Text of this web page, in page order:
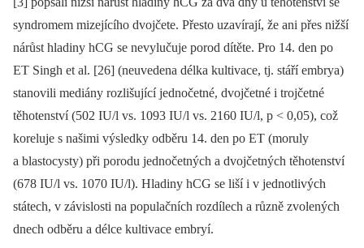
syndromem mizejícího dvojčete. Přesto uzavírají, že ani přes nižší
nárůst hladiny hCG se nevylučuje porod dítěte. Pro 14. den po
ET Singh et al. [26] (neuvedena délka kultivace, tj. stáří embrya)
stanovili mediány rozlišující jednočetné, dvojčetné i trojčetné
těhotenství (502 IU/l vs. 1093 IU/l vs. 2160 IU/l, p < 0,05), což
koreluje s našimi výsledky odběru 14. den po ET (moruly
a blastocysty) při porodu jednočetných a dvojčetných těhotenství
(678 IU/l vs. 1070 IU/l). Hladiny hCG se liší i v jednotlivých
státech, v závislosti na populačních rozdílech a různě zvolených
dnech odběru a délce kultivace embryí.